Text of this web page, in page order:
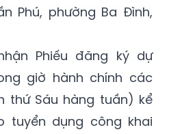
Phú, phường Ba Đình,
Phiếu đăng ký dự
giờ hành chính các
thứ Sáu hàng tuần) kể
tuyển dụng công khai